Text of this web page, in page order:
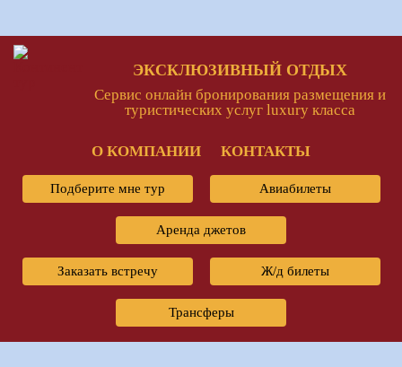
ЭКСКЛЮЗИВНЫЙ ОТДЫХ
Сервис онлайн бронирования размещения и
туристических услуг luxury класса
О КОМПАНИИ КОНТАКТЫ
Подберите мне тур Авиабилеты
Аренда джетов
Заказать встречу Ж/д билеты
Трансферы